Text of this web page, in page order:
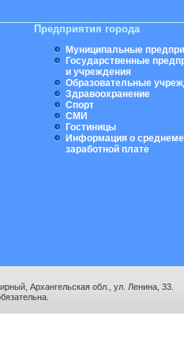
Предприятия города
Муниципальные
Государственные
и учреждения
Образовательные
Здравоохранение
Спорт
СМИ
Гостиницы
Информация о
заработной плате
Архангельская обл., ул. Ленина, 33.